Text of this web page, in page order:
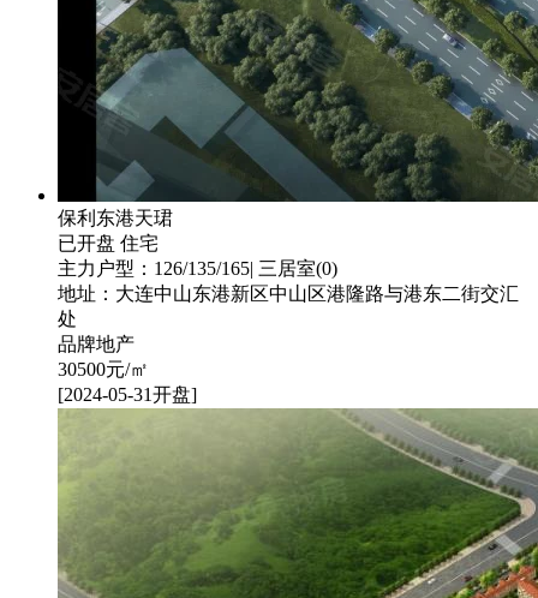
保利东港天珺
已开盘 住宅
主力户型：126/135/165| 三居室(0)
地址：大连中山东港新区中山区港隆路与港东二街交汇
处
品牌地产
30500元/㎡
[2024-05-31开盘]